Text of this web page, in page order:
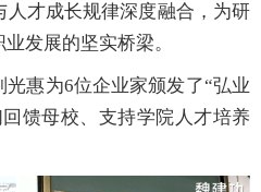
才成长规律深度融合，为研
发展的坚实桥梁。
光惠为6位企业家颁发了“弘业
馈母校、支持学院人才培养